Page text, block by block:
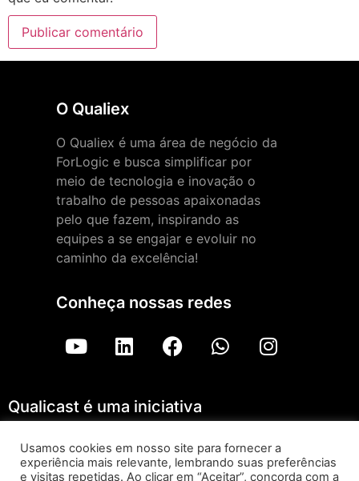
O Qualiex
O Qualiex é uma área de negócio da
ForLogic e busca simplificar por
meio de tecnologia e inovação o
trabalho de pessoas apaixonadas
pelo que fazem, inspirando as
equipes a se engajar e evoluir no
caminho da excelência!
Conheça nossas redes
Qualicast é uma iniciativa
Qualicast – ForLogic | Aviso de Privacidade
Usamos cookies em nosso site para fornecer a
experiência mais relevante, lembrando suas preferências
e visitas repetidas. Ao clicar em “Aceitar”, concorda com a